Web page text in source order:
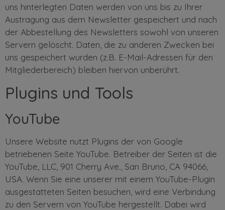
uns hinterlegten Daten werden von uns bis zu Ihrer
Austragung aus dem Newsletter gespeichert und nach
der Abbestellung des Newsletters sowohl von unseren
Servern gelöscht. Daten, die zu anderen Zwecken bei
uns gespeichert wurden (z.B. E-Mail-Adressen für den
Mitgliederbereich) bleiben hiervon unberührt.
Plugins und Tools
YouTube
Unsere Website nutzt Plugins der von Google
betriebenen Seite YouTube. Betreiber der Seiten ist die
YouTube, LLC, 901 Cherry Ave., San Bruno, CA 94066,
USA. Wenn Sie eine unserer mit einem YouTube-Plugin
ausgestatteten Seiten besuchen, wird eine Verbindung
zu den Servern von YouTube hergestellt. Dabei wird